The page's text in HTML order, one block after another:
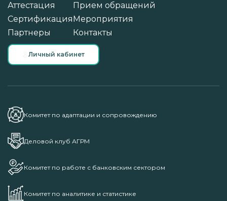
Аттестация
Сертификация
Партнеры
Прием обращений
Мероприятия
Контакты
Личный кабинет
Комитет по адаптации и сопровождению
Деловой клуб АГРМ
Комитет по работе с банковским сектором
Комитет по аналитике и статистике